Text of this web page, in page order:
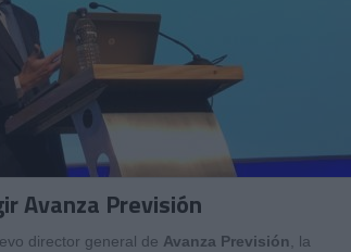
Avanza Previsión
director general de Avanza Previsión , la